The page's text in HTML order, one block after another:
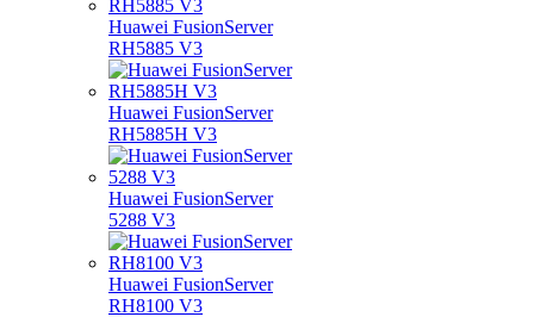
Huawei FusionServer
RH5885 V3
Huawei FusionServer
RH5885H V3
Huawei FusionServer
5288 V3
Huawei FusionServer
RH8100 V3